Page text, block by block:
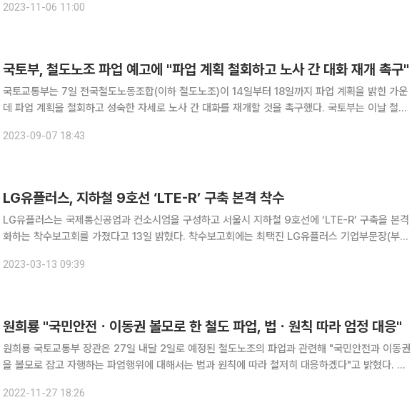
하고 주요 핵심사업들이 추진될 수 있도록 제도개선 등을 요청할 예정이다.
2023-11-06 11:00
국토부, 철도노조 파업 예고에 "파업 계획 철회하고 노사 간 대화 재개 촉구"
국토교통부는 7일 전국철도노동조합(이하 철도노조)이 14일부터 18일까지 파업 계획을 밝힌 가운
데 파업 계획을 철회하고 성숙한 자세로 노사 간 대화를 재개할 것을 촉구했다. 국토부는 이날 철도
2023-09-07 18:43
LG유플러스, 지하철 9호선 ‘LTE-R’ 구축 본격 착수
LG유플러스는 국제통신공업과 컨소시엄을 구성하고 서울시 지하철 9호선에 ‘LTE-R’ 구축을 본격
화하는 착수보고회를 가졌다고 13일 밝혔다. 착수보고회에는 최택진 LG유플러스 기업부문장(부사
술인 LTE를 철도 환경에 최적화한 철도 통합 무선통신 시스템
2023-03-13 09:39
원희룡 "국민안전ㆍ이동권 볼모로 한 철도 파업, 법ㆍ원칙 따라 엄정 대응"
원희룡 국토교통부 장관은 27일 내달 2일로 예정된 철도노조의 파업과 관련해 "국민안전과 이동권
을 볼모로 잡고 자행하는 파업행위에 대해서는 법과 원칙에 따라 철저히 대응하겠다"고 밝혔다. 원
보고받았으며 내달 2일부터 예정된 노조의 파업에 대비해 비상수송대책을
2022-11-27 18:26